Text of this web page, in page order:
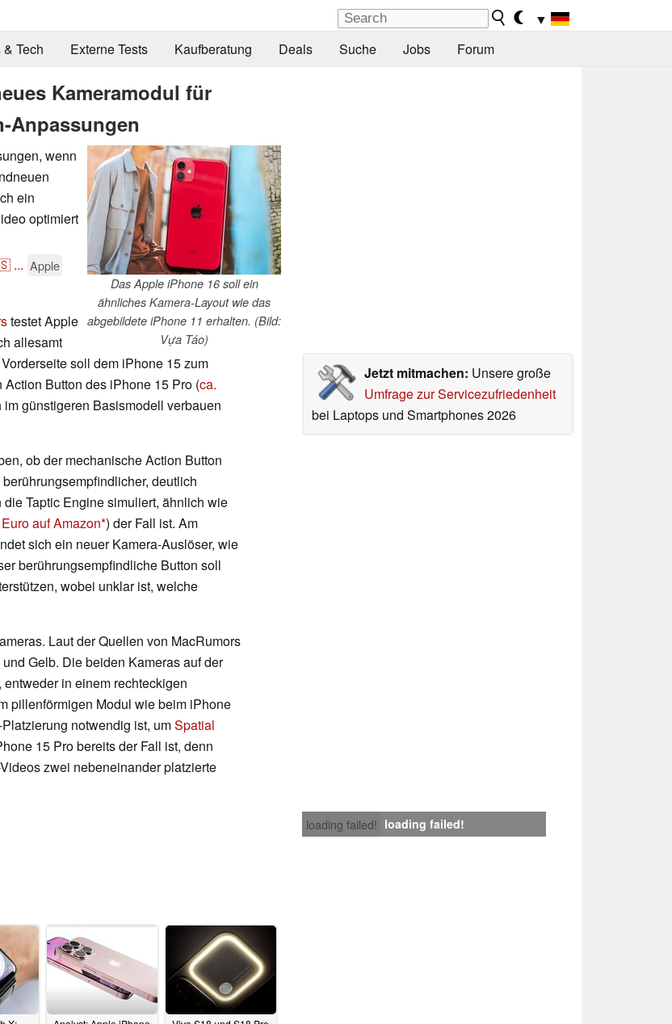
▼
Tech Externe Tests Kaufberatung Deals Suche Jobs Forum
Kameramodul für
Anpassungen
Das Apple iPhone 16 soll ein
ähnliches Kamera-Layout wie das
abgebildete iPhone 11 erhalten. (Bild:
Vựa Táo)
wenn
ein
optimiert
... Apple
Jetzt mitmachen: Unsere große
Umfrage zur Servicezufriedenheit
bei Laptops und Smartphones 2026
testet Apple
allesamt
soll dem iPhone 15 zum
Button des iPhone 15 Pro (ca.
günstigeren Basismodell verbauen
ob der mechanische Action Button
deutlich
Taptic Engine simuliert, ähnlich wie
auf Amazon ) der Fall ist. Am
sich ein neuer Kamera-Auslöser, wie
berührungsempfindliche Button soll
wobei unklar ist, welche
Laut der Quellen von MacRumors
Gelb. Die beiden Kameras auf der
in einem rechteckigen
pillenförmigen Modul wie beim iPhone
notwendig ist, umSpatial
15 Pro bereits der Fall ist, denn
zwei nebeneinander platzierte
loading failed! loading failed!